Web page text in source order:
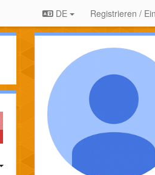
DE Registrieren /